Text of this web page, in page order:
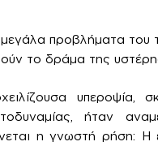
προβλήματα
το δράμα της
υπεροψία,
ήταν
η γνωστή ρήση: Η